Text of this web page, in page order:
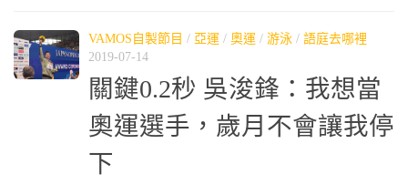
VAMOS自製節目 / 亞運 / 奧運 / 游泳 / 語庭去哪裡
2019-07-14
關鍵0.2秒 吳浚鋒：我想當
奧運選手，歲月不會讓我停
下